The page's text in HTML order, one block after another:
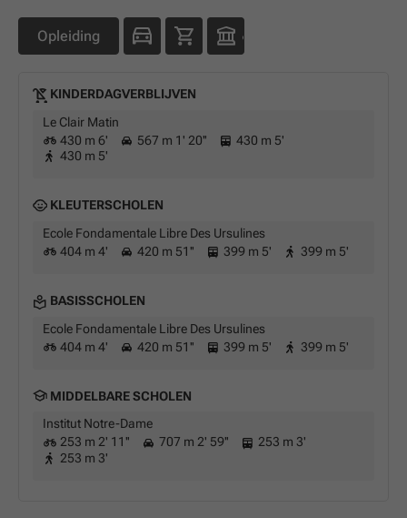
Opleiding
KINDERDAGVERBLIJVEN
Le Clair Matin
430 m 6'
567 m 1' 20''
430 m 5'
430 m 5'
KLEUTERSCHOLEN
Ecole Fondamentale Libre Des Ursulines
404 m 4'
420 m 51'' 399 m 5' 399 m 5'
BASISSCHOLEN
Ecole Fondamentale Libre Des Ursulines
404 m 4'
420 m 51'' 399 m 5' 399 m 5'
MIDDELBARE SCHOLEN
Institut Notre-Dame
253 m 2' 11''
707 m 2' 59''
253 m 3'
253 m 3'